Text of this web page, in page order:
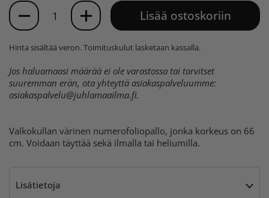
Määrä
Lisää ostoskoriin
Hinta sisältää veron.Toimituskulut lasketaan kassalla.
Jos haluamaasi määrää ei ole varastossa tai tarvitset
suuremman erän, ota yhteyttä asiakaspalveluumme:
asiakaspalvelu@juhlamaailma.fi.
Valkokullan värinen numerofoliopallo, jonka korkeus on 66
cm. Voidaan täyttää sekä ilmalla tai heliumilla.
Lisätietoja